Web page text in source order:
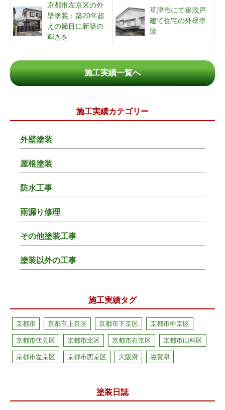
京都市左京区の外
壁塗装：築20年超
えの節目に新築の
輝きを
草津市にて築浅戸
建て住宅の外壁塗
装
施工実績一覧へ
施工実績カテゴリー
外壁塗装
屋根塗装
防水工事
雨漏り修理
その他塗装工事
塗装以外の工事
施工実績タグ
京都市 京都市上京区 京都市下京区 京都市中京区
京都市伏見区 京都市北区 京都市右京区 京都市山科区
京都市左京区 京都市西京区 大阪府 滋賀県
塗装日誌